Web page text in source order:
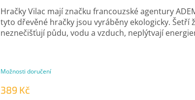
389 Kč
Možnosti doručení
Hračky Vilac mají značku francouzské agentury
tyto dřevěné hračky jsou vyráběny ekologicky. Šetří
neznečišťují půdu, vodu a vzduch, neplýtvají